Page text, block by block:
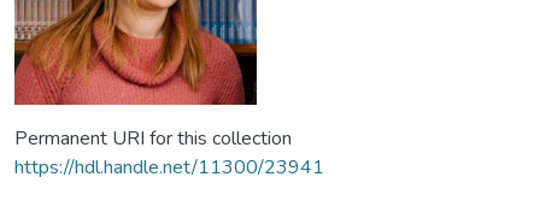
Permanent URI for this collection
https://hdl.handle.net/11300/23941